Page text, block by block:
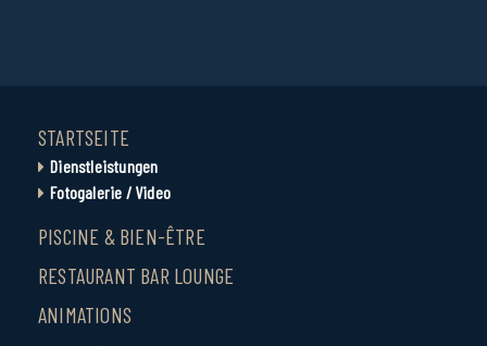
STARTSEITE
Dienstleistungen
Fotogalerie / Video
PISCINE & BIEN-ÊTRE
RESTAURANT BAR LOUNGE
ANIMATIONS